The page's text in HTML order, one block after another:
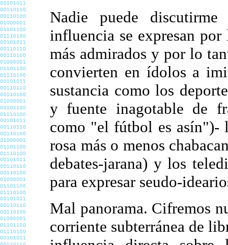
Nadie puede
influencia se expresan
más admirados y por lo
convierten en ídolos a
sustancia como los
y fuente inagotable de
como "el fútbol es asín")-
rosa más o menos
debates-jarana) y los
para expresar seudo-
Mal panorama. Cifremos
corriente subterránea de